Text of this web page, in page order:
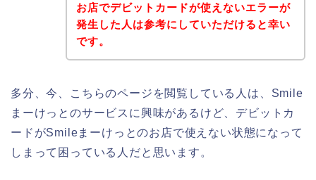
お店でデビットカードが使えないエラーが
発生した人は参考にしていただけると幸い
です。
多分、今、こちらのページを閲覧している人は、Smile
まーけっとのサービスに興味があるけど、デビットカ
ードがSmileまーけっとのお店で使えない状態になって
しまって困っている人だと思います。